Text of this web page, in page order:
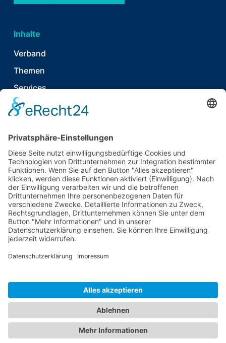
Inhalte
Verband
Themen
Services
News & Publikationen
Kontakt
T
06021 920 374 7
E
info@tecpart.de
Auhofstr. 2
63741 Aschaffenburg
Deutschland
© TecPart e.V. 2025
Impressum
Datenschutz
Cookie-Einstellungen